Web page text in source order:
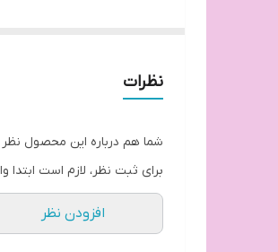
می‌دهند و بعضی
برگرداند و در کنار آن از
طبیعی این مداد ها با رنگ
نظرات
شما هم درباره این محصول نظر
برای ثبت نظر، لازم است
افزودن نظر